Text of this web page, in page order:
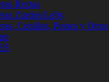
Rectas
Zurdos/Lefty
Cepillos, Peines y Otros